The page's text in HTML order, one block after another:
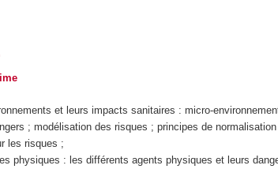
et leurs impacts sanitaires : micro-
; modélisation des risques ; principes de
les risques ;
physiques : les différents agents physiques et leurs